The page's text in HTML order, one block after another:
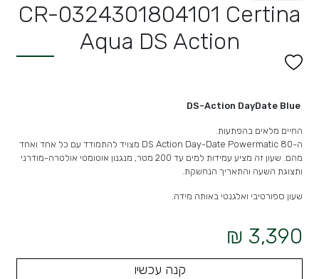
CR-0324301804101 Certina
Aqua DS Action
DS-Action DayDate Blue
החיים מלאים בהפתעות.
ה-DS Action Day-Date Powermatic 80 מצויד להתמודד עם כל אחד ואחד
מהם. שעון זה מציע עמידות למים עד 200 מטר, מנגנון אוטומטי אולטרה-מודרני
ותצוגת השעה והתאריך הנחשקת.
שעון ספורטיבי ואלגנטי באותה מידה.
3,390 ₪
קנה עכשיו